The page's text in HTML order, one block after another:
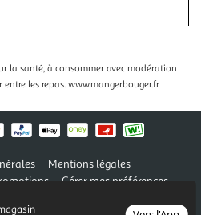
la santé, à consommer avec modération
entre les repas. www.mangerbouger.fr
Mentions légales
Gérer mes préférences